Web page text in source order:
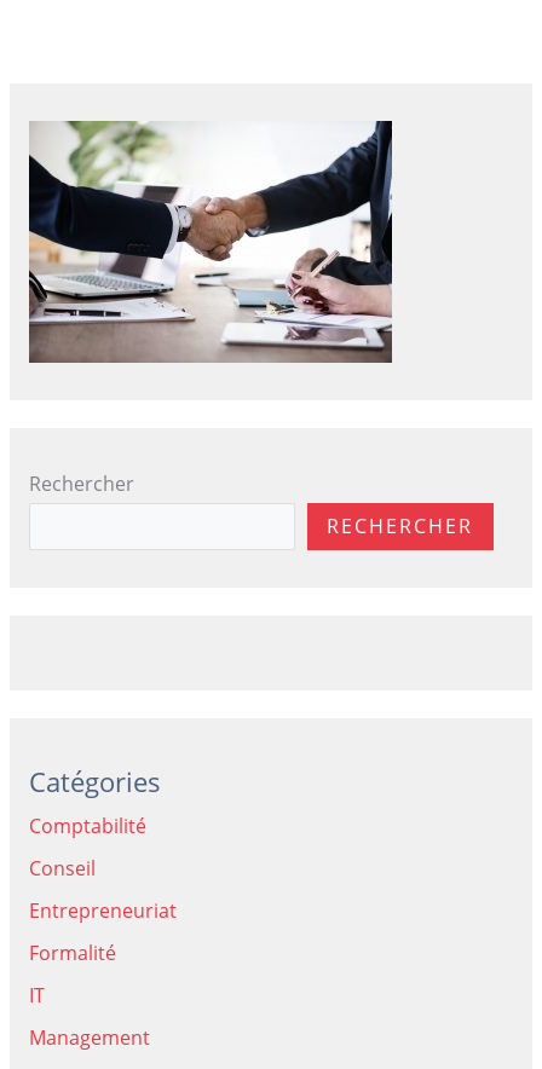
Rechercher
RECHERCHER
Catégories
Comptabilité
Conseil
Entrepreneuriat
Formalité
IT
Management